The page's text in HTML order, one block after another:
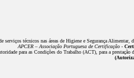
serviços técnicos nas áreas de Higiene e Segurança
APCER – Associação Portuguesa de Certificação -
para as Condições do Trabalho (ACT), para a